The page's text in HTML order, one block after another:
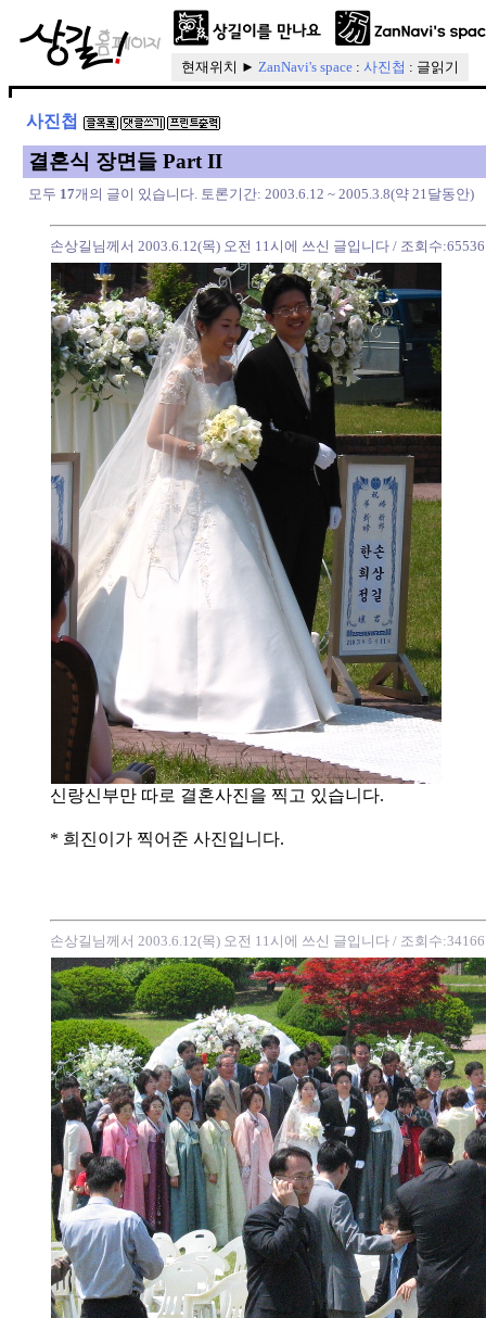
현재위치 ► ZanNavi's space : 사진첩 : 글읽기
사진첩
결혼식 장면들 Part II
모두 17개의 글이 있습니다. 토론기간: 2003.6.12 ~ 2005.3.8(약 21달동안)
손상길님께서 2003.6.12(목) 오전 11시에 쓰신 글입니다 / 조회수:65536
신랑신부만 따로 결혼사진을 찍고 있습니다.
* 희진이가 찍어준 사진입니다.
손상길님께서 2003.6.12(목) 오전 11시에 쓰신 글입니다 / 조회수:34166